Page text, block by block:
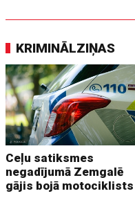
KRIMINĀLZIŅAS
Ceļu satiksmes
negadījumā Zemgalē
gājis bojā motociklists